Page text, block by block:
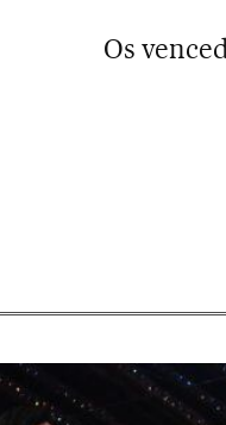
Os